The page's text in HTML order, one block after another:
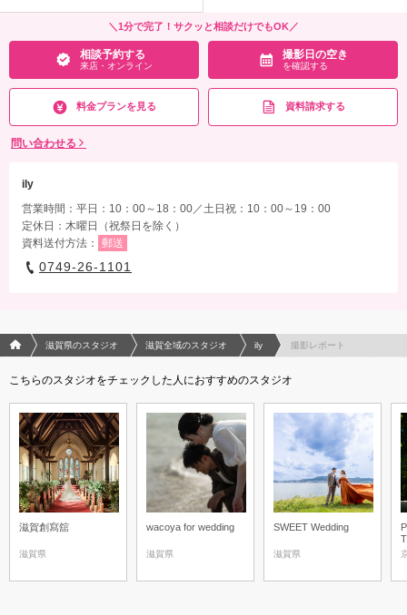
＼1分で完了！サクッと相談だけでもOK／
相談予約する
来店・オンライン
撮影日の空き
を確認する
料金プランを見る 資料請求する
問い合わせる
ily
営業時間：平日：10：00～18：00／土日祝：10：00～19：00
定休日：木曜日（祝祭日を除く）
資料送付方法：
郵送
0749-26-1101
フォトウエディング/結婚写真のPhotorait ホーム
滋賀県のスタジオ 滋賀全域のスタジオ ily 撮影レポート
こちらのスタジオをチェックした人におすすめのスタジオ
滋賀創寫舘
滋賀県
wacoya for wedding
滋賀県
SWEET Wedding
滋賀県